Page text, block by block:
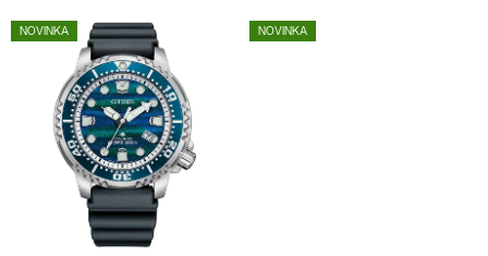
NOVINKA NOVINKA